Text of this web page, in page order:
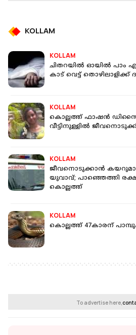
KOLLAM
KOLLAM
ചിതറയില്‍ ഓയില്‍ പാം
കാട് വെട്ട് തൊഴിലാളിക്ക്
KOLLAM
കൊല്ലത്ത് ഫാഷന്‍
വീട്ടിനുള്ളില്‍
KOLLAM
ജീവനൊടുക്കാന്‍
യുവാവ്; പാഞ്ഞെത്തി
കൊല്ലത്ത്
KOLLAM
കൊല്ലത്ത് 47കാരന്
To advertise here,